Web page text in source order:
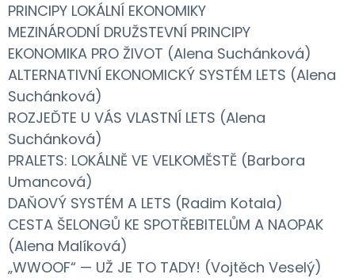
PRINCIPY LOKÁLNÍ EKONOMIKY
MEZINÁRODNÍ DRUŽSTEVNÍ PRINCIPY
EKONOMIKA PRO ŽIVOT (Alena Suchánková)
ALTERNATIVNÍ EKONOMICKÝ SYSTÉM LETS (Alena
Suchánková)
ROZJEĎTE U VÁS VLASTNÍ LETS (Alena
Suchánková)
PRALETS: LOKÁLNĚ VE VELKOMĚSTĚ (Barbora
Umancová)
DAŇOVÝ SYSTÉM A LETS (Radim Kotala)
CESTA ŠELONGŮ KE SPOTŘEBITELŮM A NAOPAK
(Alena Malíková)
„WWOOF“ — UŽ JE TO TADY! (Vojtěch Veselý)